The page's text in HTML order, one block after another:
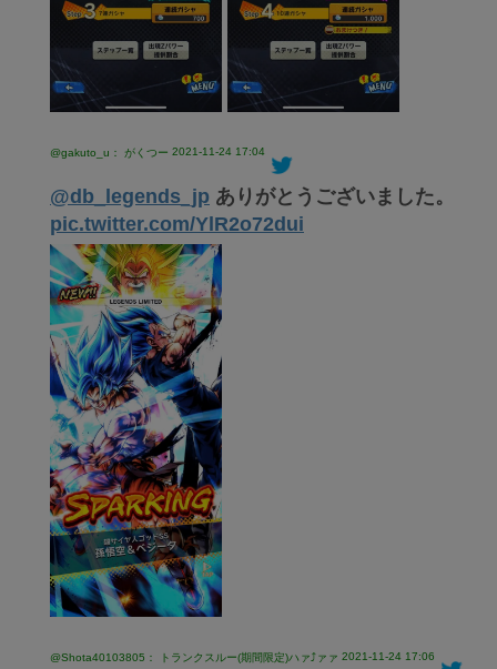
@gakuto_u： がくつー 2021-11-24 17:04
@db_legends_jp ありがとうございました。
pic.twitter.com/YlR2o72dui
@Shota40103805： トランクスルー(期間限定)ハァ⤴︎ァァ 2021-11-24 17:06